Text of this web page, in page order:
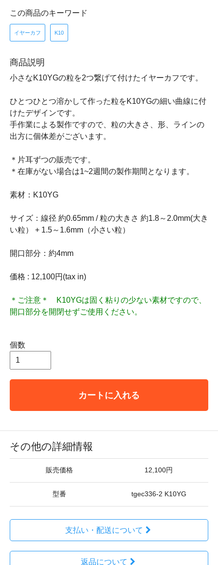
この商品のキーワード
イヤーカフ K10
商品説明
小さなK10YGの粒を2つ繋げて付けたイヤーカフです。
ひとつひとつ溶かして作った粒をK10YGの細い曲線に付
けたデザインです。
手作業による製作ですので、粒の大きさ、形、ラインの
出方に個体差がございます。
＊片耳ずつの販売です。
＊在庫がない場合は1~2週間の製作期間となります。
素材：K10YG
サイズ：線径 約0.65mm / 粒の大きさ 約1.8～2.0mm(大き
い粒） + 1.5～1.6mm（小さい粒）
開口部分：約4mm
価格 : 12,100円(tax in)
＊ご注意＊ K10YGは固く粘りの少ない素材ですので、
開口部分を開閉せずご使用ください。
個数
カートに入れる
その他の詳細情報
販売価格 12,100円
型番 tgec336-2 K10YG
支払い・配送について
返品について